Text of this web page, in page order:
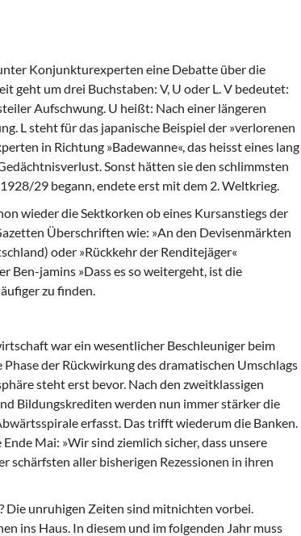
Konjunkturexperten eine Debatte über die
geht um drei Buchstaben: V, U oder L. V bedeutet:
Aufschwung. U heißt: Nach einer längeren
L steht für das japanische Beispiel der »verlorenen
in Richtung »Badewanne«, das heisst eines lang
Sonst hätten sie den schlimmsten
29 begann, endete erst mit dem 2. Weltkrieg.
wieder die Sektkorken ob eines Kursanstiegs der
Überschriften wie: »An den Devisenmärkten
oder »Rückkehr der Renditejäger«
Ben-jamins »Dass es so weitergeht, ist die
zu finden.
war ein wesentlicher Beschleuniger beim
der Rückwirkung des dramatischen Umschlags
steht erst bevor. Nach den zweitklassigen
Bildungskrediten werden nun immer stärker die
erfasst. Das trifft wiederum die Banken.
Mai: »Wir sind ziemlich sicher, dass unsere
schärfsten aller bisherigen Rezessionen in ihren
unruhigen Zeiten sind mitnichten vorbei.
ins Haus. In diesem und im folgenden Jahr muss